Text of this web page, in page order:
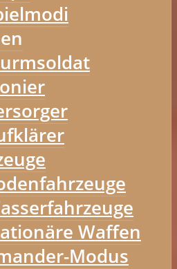
Waffen
Modus